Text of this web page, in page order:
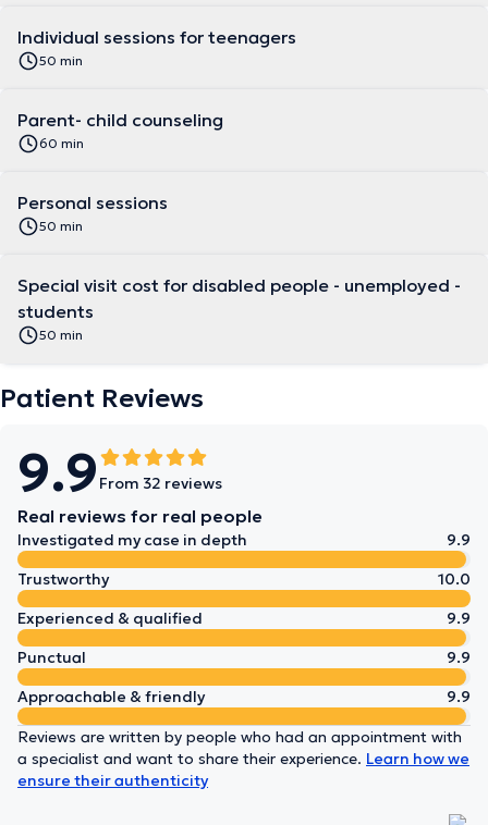
Individual sessions for teenagers
50 min
Parent- child counseling
60 min
Personal sessions
50 min
Special visit cost for disabled people - unemployed -
students
50 min
Patient Reviews
9.9 From 32 reviews
Real reviews for real people
Investigated my case in depth
9.9
Trustworthy
10.0
Experienced & qualified
9.9
Punctual
9.9
Approachable & friendly
9.9
Reviews are written by people who had an appointment with
a specialist and want to share their experience. Learn how we
ensure their authenticity